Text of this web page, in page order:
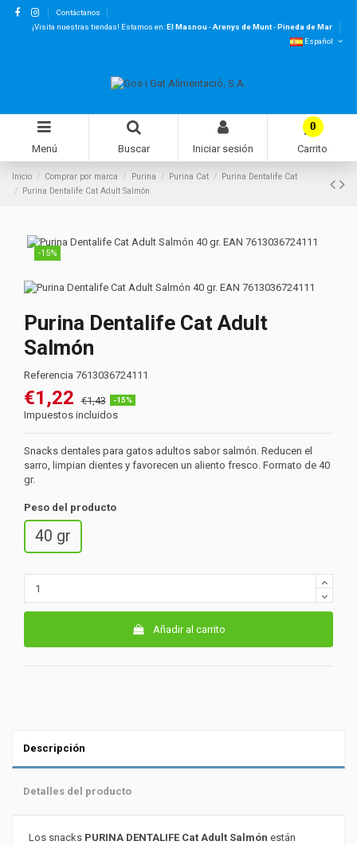
Contáctanos
¡Visita nuestras tiendas! Estamos en:El Masnou-Arenys de Munt-Pineda de Mar
Español
Menú Buscar Iniciar sesión
0
Carrito
Inicio Comprar por marca Purina Purina Cat
Purina Dentalife Cat
Purina Dentalife Cat Adult Salmón
-15%
Purina Dentalife Cat Adult
Salmón
Referencia 7613036724111
€1,22 €1,43 -15%
Impuestos incluidos
Snacks dentales para gatos adultos sabor salmón. Reducen el
sarro, limpian dientes y favorecen un aliento fresco. Formato de 40
gr.
Peso del producto
40 gr
Añadir al carrito
Descripción
Detalles del producto
Los snacks PURINA DENTALIFE Cat Adult Salmón están